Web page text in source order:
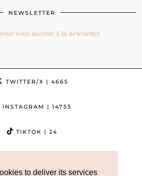
to deliver its services
NEWSLETTER
vous inscrire à la newsletter
TWITTER/X | 4665
INSTAGRAM | 14753
TIKTOK | 24